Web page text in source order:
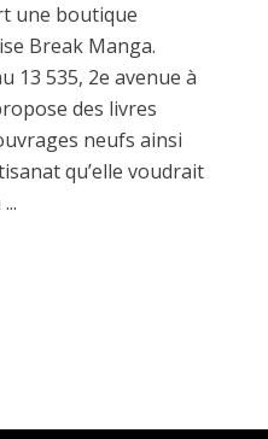
une boutique
Break Manga.
13 535, 2e avenue à
des livres
neufs ainsi
qu’elle voudrait